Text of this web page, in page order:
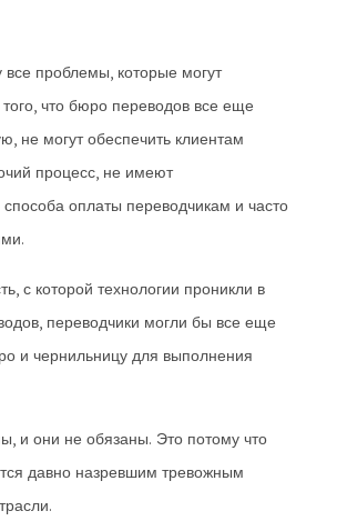
все проблемы, которые могут
того, что бюро переводов все еще
не могут обеспечить клиентам
процесс, не имеют
способа оплаты переводчикам и часто
с которой технологии проникли в
переводчики могли бы все еще
и чернильницу для выполнения
и они не обязаны. Это потому что
давно назревшим тревожным